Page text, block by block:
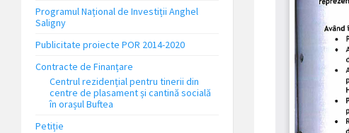
Programul Național de Investiții Anghel
Saligny
Publicitate proiecte POR 2014-2020
Contracte de Finanțare
Centrul rezidențial pentru tinerii din
centre de plasament și cantină socială
în orașul Buftea
Petiție